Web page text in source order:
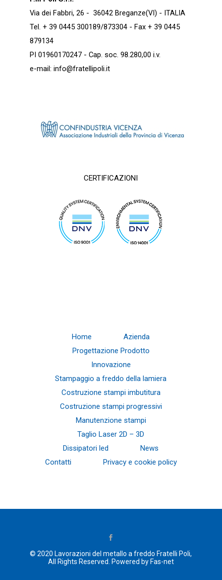
Via dei Fabbri, 26 - 36042 Breganze(VI) - ITALIA
Tel. + 39 0445 300189/873304 - Fax + 39 0445
879134
PI 01960170247 - Cap. soc. 98.280,00 i.v.
e-mail: info@fratellipoli.it
CERTIFICAZIONI
Home
Azienda
Progettazione Prodotto
Innovazione
Stampaggio a freddo della lamiera
Costruzione stampi imbutitura
Costruzione stampi progressivi
Manutenzione stampi
Taglio Laser 2D – 3D
Dissipatori led
News
Contatti
Privacy e cookie policy
© 2020 Lavorazioni del metallo a freddo Fratelli Poli,
All Rights Reserved.
Powered by Fas-net